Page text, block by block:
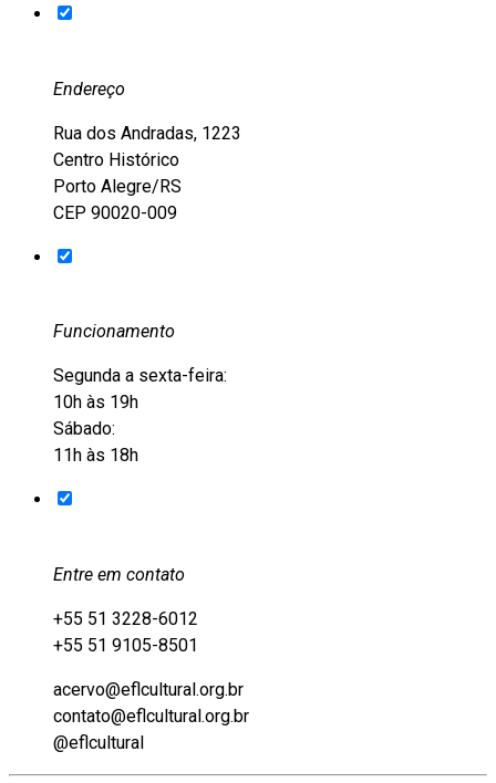
Endereço
Rua dos Andradas, 1223
Centro Histórico
Porto Alegre/RS
CEP 90020-009
Funcionamento
Segunda a sexta-feira:
10h às 19h
Sábado:
11h às 18h
Entre em contato
+55 51 3228-6012
+55 51 9105-8501
acervo@eflcultural.org.br
contato@eflcultural.org.br
@eflcultural